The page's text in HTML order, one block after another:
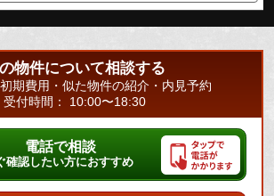
物件について相談する
期費用・似た物件の紹介・内見予約
受付時間： 10:00〜18:30
電話で相談
確認したい方におすすめ